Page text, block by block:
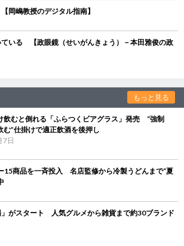
岡嶋教授のデジタル指南】
ている 【政眼鏡（せいがんきょう）－本田雅俊の政
もっと見る
飲むと倒れる「ふらつくビアグラス」発売 “強制
む”仕掛けで適正飲酒を後押し
7日
15商品を一斉投入 名店監修から冷製うどんまで“夏
がスタート 人気グルメから雑貨まで約30ブランド